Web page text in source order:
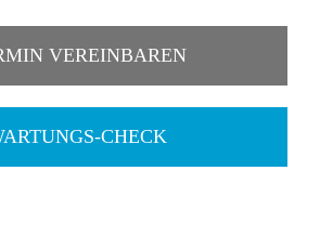
VEREINBAREN
CHECK